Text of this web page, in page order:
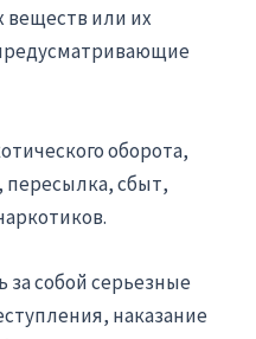
веществ или их
оборота,
пересылка, сбыт,
собой серьезные
наказание